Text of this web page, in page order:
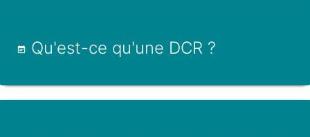
Qu'est-ce qu'une DCR ?